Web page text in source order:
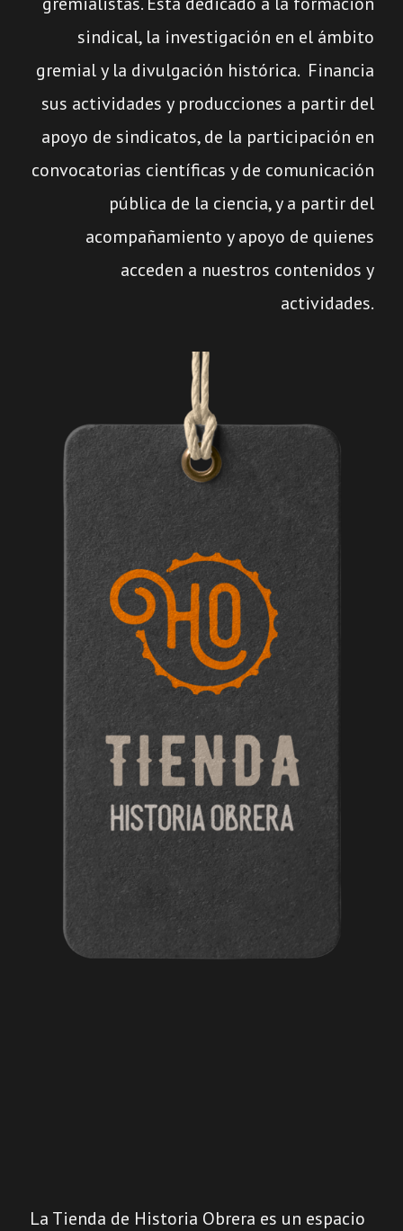
sindical, la investigación en el ámbito
gremial y la divulgación histórica. Financia
sus actividades y producciones a partir del
apoyo de sindicatos, de la participación en
convocatorias científicas y de comunicación
pública de la ciencia, y a partir del
acompañamiento y apoyo de quienes
acceden a nuestros contenidos y
actividades.
La Tienda de Historia Obrera es un espacio